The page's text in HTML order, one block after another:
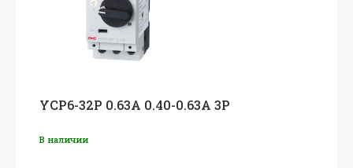
YCP6-32P 0.63A 0.40-0.63A 3P
В наличии